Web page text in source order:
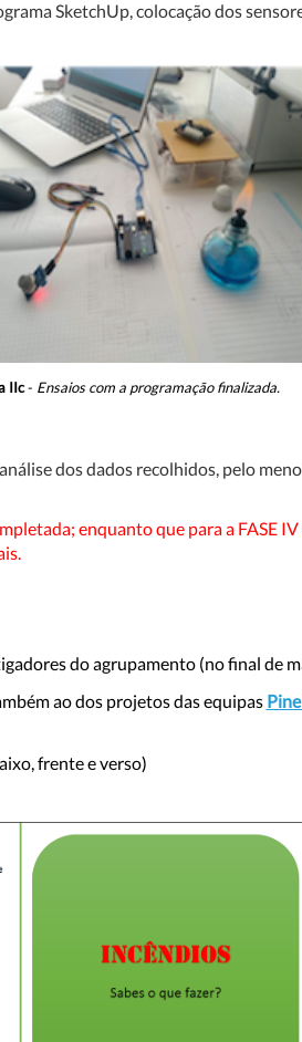
SketchUp, colocação dos
IIc- Ensaios com a programação finalizada.
dos dados recolhidos, pelo
enquanto que para a FASE
do agrupamento (no final de
ao dos projetos das equipas
frente e verso)